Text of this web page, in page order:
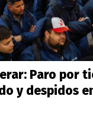
Paro por
y despidos